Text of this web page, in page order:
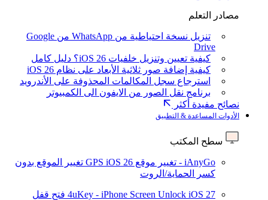
مصادر التعلم
تنزيل نسخة احتياطية من WhatsApp من Google
Drive
كيفية تعيين وتنزيل خلفيات iOS 26؟ دليل كامل
كيفية إضافة صور ثلاثية الأبعاد على نظام iOS 26
استرجاع سجل المكالمات المحذوفة على الأندرويد
برنامج نقل الصور من الايفون الى الكمبيوتر
نصائح مفيدة أكثر
الأدوات المساعدة & التطبيق
سطح المكتب
iAnyGo - تغيير موقع GPS iOS 26
تغيير الموقع بدون
كسر الحماية/الروت
4uKey - iPhone Screen Unlock iOS 27
فتح قفل